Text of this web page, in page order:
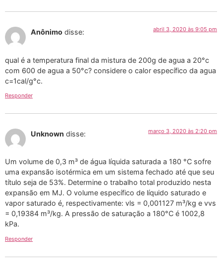
Anônimo disse: abril 3, 2020 às 9:05 pm
qual é a temperatura final da mistura de 200g de agua a 20°c
com 600 de agua a 50°c? considere o calor específico da agua
c=1cal/g°c.
Responder
Unknown disse: março 3, 2020 às 2:20 pm
Um volume de 0,3 m³ de água líquida saturada a 180 °C sofre
uma expansão isotérmica em um sistema fechado até que seu
título seja de 53%. Determine o trabalho total produzido nesta
expansão em MJ. O volume específico de líquido saturado e
vapor saturado é, respectivamente: vls = 0,001127 m³/kg e vvs
= 0,19384 m³/kg. A pressão de saturação a 180°C é 1002,8
kPa.
Responder